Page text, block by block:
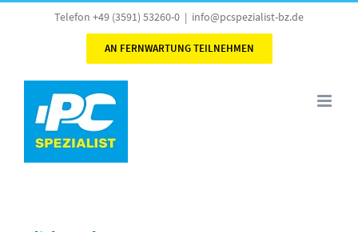
Telefon +49 (3591) 53260-0 | info@pcspezialist-bz.de
AN FERNWARTUNG TEILNEHMEN